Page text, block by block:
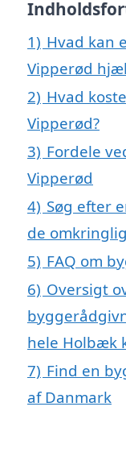
1) Hvad kan
Vipperød
2) Hvad
Vipperød?
3) Fordele
Vipperød
4) Søg efter
de
5) FAQ om
6) Oversigt
hele Holbæk
7) Find en
af Danmark